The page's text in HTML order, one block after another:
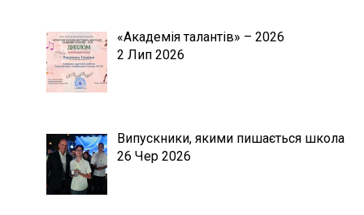
«Академія талантів» – 2026
2 Лип 2026
Випускники, якими пишається школа
26 Чер 2026